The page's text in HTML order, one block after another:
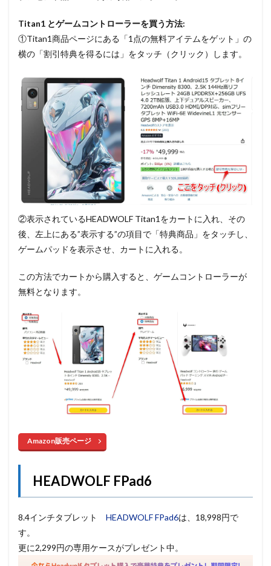
Titan1 とゲームコントローラーを買う方法:
①Titan1商品ページにある「1点の無料アイテムをゲット」の
横の「割引特典を得るには」をタッチ（クリック）します。
②表示されているHEADWOLF Titan1をカートに入れ、その
後、左上にある”表示する”の項目で「特典商品」をタッチし、
ゲームパッドを表示させ、カートに入れる。
この方法でカートから購入すると、ゲームコントローラーが
無料となります。
Amazon販売ページ
HEADWOLF FPad6
8.4インチタブレット HEADWOLF FPad6は、18,998円で
す。
更に2,299円の専用ケースがプレゼント中。